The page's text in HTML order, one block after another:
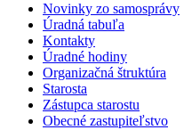
Novinky zo samosprávy
Úradná tabuľa
Kontakty
Úradné hodiny
Organizačná štruktúra
Starosta
Zástupca starostu
Obecné zastupiteľstvo